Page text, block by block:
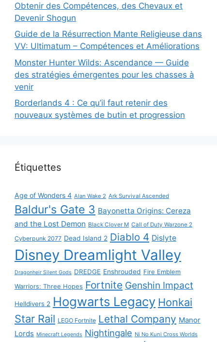
Obtenir des Compétences, des Chevaux et
Devenir Shogun
Guide de la Résurrection Mante Religieuse dans
VV: Ultimatum – Compétences et Améliorations
Monster Hunter Wilds: Ascendance — Guide
des stratégies émergentes pour les chasses à
venir
Borderlands 4 : Ce qu’il faut retenir des
nouveaux systèmes de butin et progression
Étiquettes
Age of Wonders 4 Alan Wake 2 Ark Survival Ascended
Baldur's Gate 3 Bayonetta Origins: Cereza
and the Lost Demon Black Clover M Call of Duty Warzone 2
Cyberpunk 2077 Dead Island 2 Diablo 4 Dislyte
Disney Dreamlight Valley
Dragonheir Silent Gods DREDGE Enshrouded Fire Emblem
Warriors: Three Hopes Fortnite Genshin Impact
Helldivers 2 Hogwarts Legacy Honkai
Star Rail LEGO Fortnite Lethal Company Manor
Lords Minecraft Legends Nightingale Ni No Kuni Cross Worlds